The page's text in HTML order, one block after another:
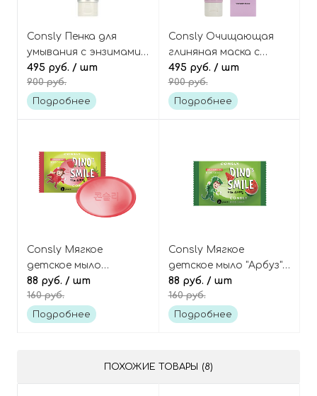
Consly Пенка для
умывания с энзимами
и папаином, Enzyme
Cleansing Foam
«Clean&Peeling»
495 руб. / шт
900 руб.
Подробнее
Consly Очищающая
глиняная маска с
артишоком и
базиликом, Wonder
Food Basil and
495 руб. / шт
900 руб.
Подробнее
Consly Мягкое
детское мыло
"Клубника", Dino's Smile
Strawberry Kids Soap
88 руб. / шт
160 руб.
Подробнее
Consly Мягкое
детское мыло "Арбуз",
Dino's Smile Watermelon
Kids Soap
88 руб. / шт
160 руб.
Подробнее
ПОХОЖИЕ ТОВАРЫ (8)